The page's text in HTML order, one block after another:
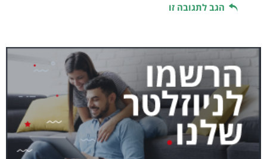
הגב לתגובה זו